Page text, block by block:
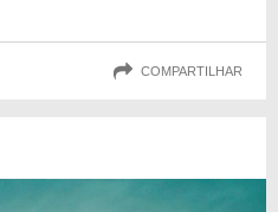
COMPARTILHAR